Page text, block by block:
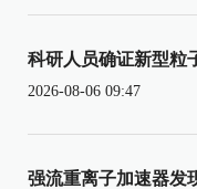
科研人员确证新型粒
2026-08-06 09:47
强流重离子加速器发